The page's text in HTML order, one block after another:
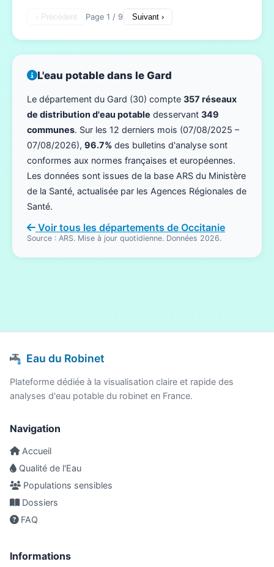
‹ Précédent Page 1 / 9 Suivant ›
L'eau potable dans le Gard
Le département du Gard (30) compte 357 réseaux
de distribution d'eau potable desservant 349
communes. Sur les 12 derniers mois (07/08/2025 –
07/08/2026), 96.7% des bulletins d'analyse sont
conformes aux normes françaises et européennes.
Les données sont issues de la base ARS du Ministère
de la Santé, actualisée par les Agences Régionales de
Santé.
Voir tous les départements de Occitanie
Source : ARS. Mise à jour quotidienne. Données 2026.
Eau du Robinet
Plateforme dédiée à la visualisation claire et rapide des
analyses d'eau potable du robinet en France.
Navigation
Accueil
Qualité de l'Eau
Populations sensibles
Dossiers
FAQ
Informations